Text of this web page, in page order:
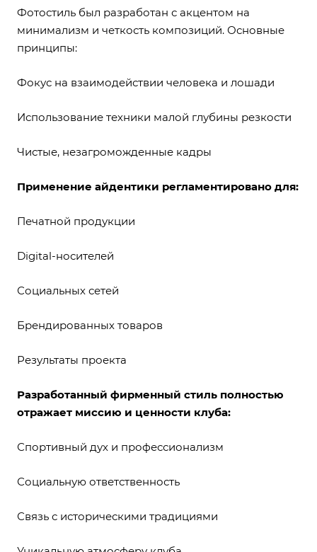
Фотостиль был разработан с акцентом на
минимализм и четкость композиций. Основные
принципы:
Фокус на взаимодействии человека и лошади
Использование техники малой глубины резкости
Чистые, незагроможденные кадры
Применение айдентики регламентировано для:
Печатной продукции
Digital-носителей
Социальных сетей
Брендированных товаров
Результаты проекта
Разработанный фирменный стиль полностью
отражает миссию и ценности клуба:
Спортивный дух и профессионализм
Социальную ответственность
Связь с историческими традициями